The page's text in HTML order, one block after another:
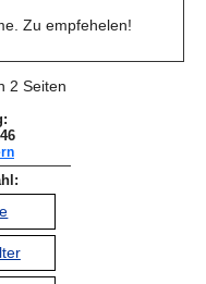
Zu empfehelen!
2 Seiten